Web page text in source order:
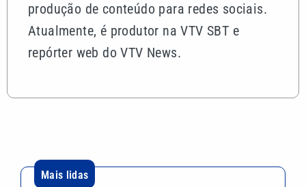
produção de conteúdo para redes sociais.
Atualmente, é produtor na VTV SBT e
repórter web do VTV News.
Mais lidas